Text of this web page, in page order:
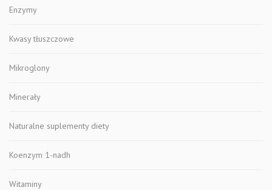
Enzymy
Kwasy tłuszczowe
Mikroglony
Minerały
Naturalne suplementy diety
Koenzym 1-nadh
Witaminy